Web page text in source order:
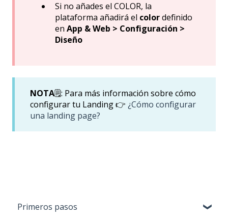
Si no añades el COLOR, la
plataforma añadirá el colordefinido
en App & Web > Configuración >
Diseño
NOTA🗒️: Para más información sobre cómo
configurar tu Landing 👉 ¿Cómo configurar
una landing page?
Primeros pasos